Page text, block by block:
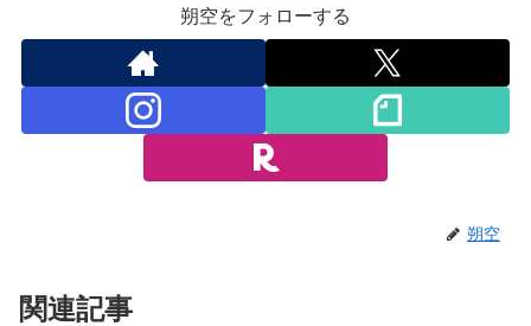
朔空をフォローする
朔空
関連記事